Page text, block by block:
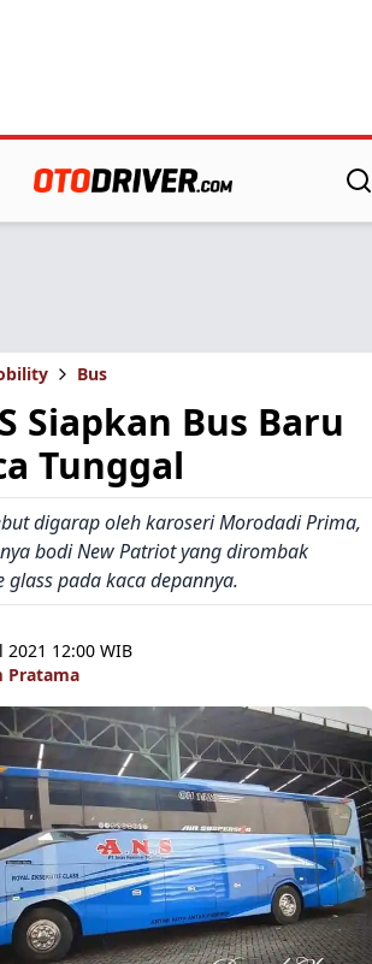
Bus
Siapkan Bus Baru
Tunggal
digarap oleh karoseri Morodadi Prima,
bodi New Patriot yang dirombak
glass pada kaca depannya.
12:00 WIB
Pratama